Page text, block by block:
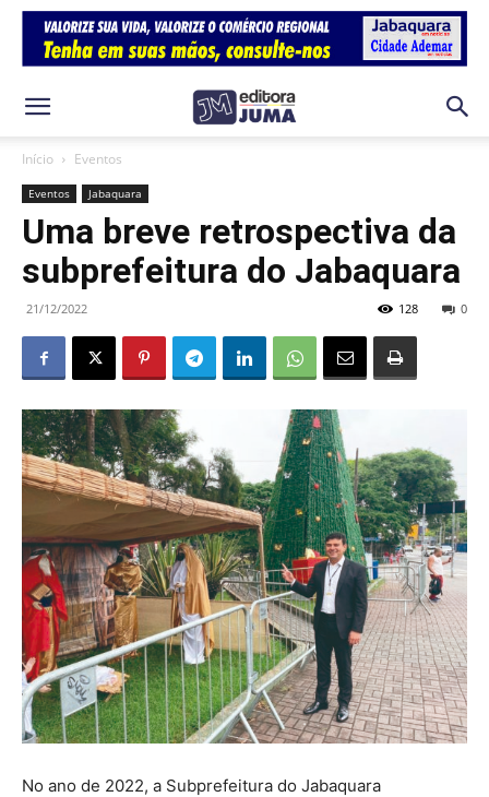
Início Eventos
Eventos Jabaquara
Uma breve retrospectiva da
subprefeitura do Jabaquara
21/12/2022 0
128
No ano de 2022, a Subprefeitura do Jabaquara